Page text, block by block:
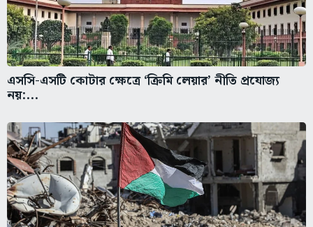
এসসি-এসটি কোটার ক্ষেত্রে ‘ক্রিমি লেয়ার’ নীতি প্রযোজ্য
নয়:...